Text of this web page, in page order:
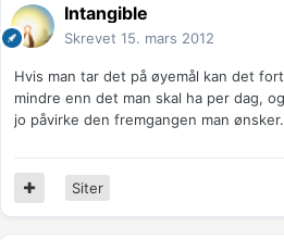
Intangible
Skrevet 15. mars 2012
Hvis man tar det på øyemål kan det
mindre enn det man skal ha per dag,
jo påvirke den fremgangen man ønsker.
Siter